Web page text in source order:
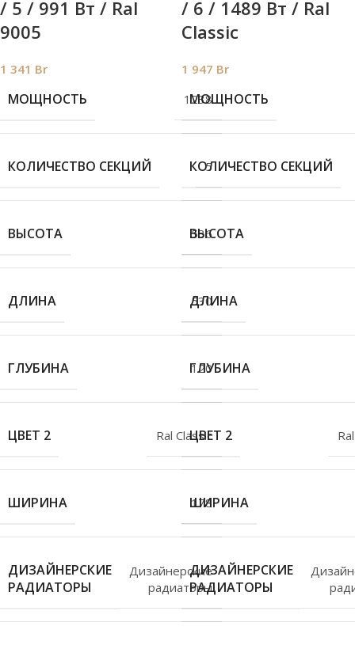
/ 5 / 991 Вт / Ral
9005
1 341 Br
МОЩНОСТЬ 1238
КОЛИЧЕСТВО СЕКЦИЙ 5
ВЫСОТА 536
ДЛИНА 530
ГЛУБИНА 120
ЦВЕТ 2 Ral Classic
ШИРИНА 178
ДИЗАЙНЕРСКИЕ
РАДИАТОРЫ
Дизайнерские
радиаторы
/ 6 / 1489 Вт / Ral
Classic
1 947 Br
МОЩНОСТЬ
КОЛИЧЕСТВО СЕКЦИЙ
ВЫСОТА
ДЛИНА
ГЛУБИНА
ЦВЕТ 2
ШИРИНА
ДИЗАЙНЕРСКИЕ
РАДИАТОРЫ